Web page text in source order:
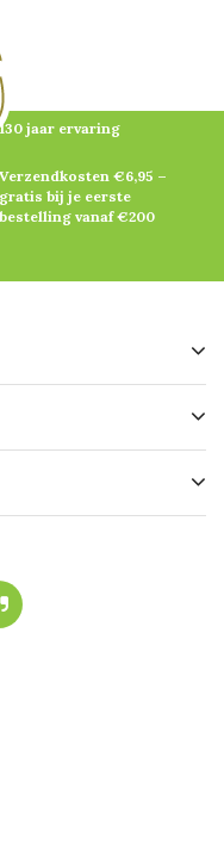
130 jaar ervaring
Verzendkosten €6,95 –
gratis bij je eerste
bestelling vanaf €200